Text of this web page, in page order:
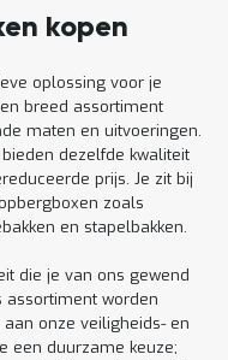
kopen
oplossing voor je
breed assortiment
maten en uitvoeringen.
dezelfde kwaliteit
prijs. Je zit bij
zoals
en stapelbakken.
die je van ons gewend
assortiment worden
onze veiligheids- en
een duurzame keuze;